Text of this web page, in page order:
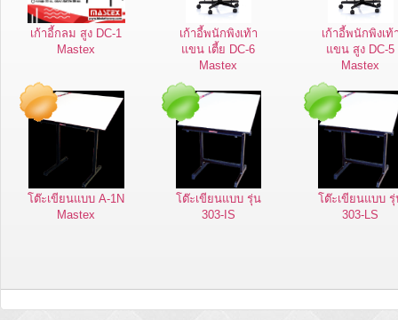
เก้าอี้กลม สูง DC-1
Mastex
เก้าอี้พนักพิงเท้า
แขน เตี้ย DC-6
Mastex
เก้าอี้พนักพิงเท้
แขน สูง DC-5
Mastex
โต๊ะเขียนแบบ A-1N
Mastex
โต๊ะเขียนแบบ รุ่น
303-IS
โต๊ะเขียนแบบ
303-LS